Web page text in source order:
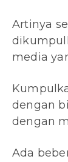
Artinya
media
dengan
dengan
Ada